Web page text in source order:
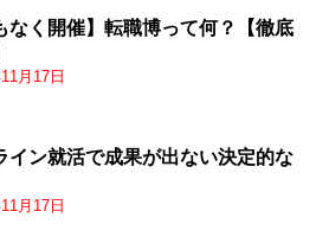
なく開催】転職博って何？【徹底
月17日
イン就活で成果が出ない決定的な
月17日